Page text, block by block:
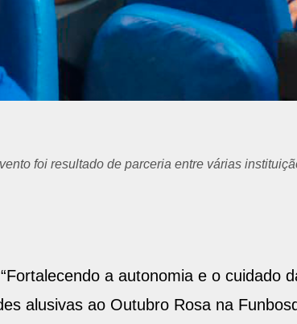
a autonomia e o cuidado
alusivas ao Outubro Rosa na